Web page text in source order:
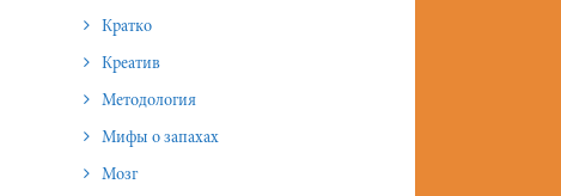
Кратко
Креатив
Методология
Мифы о запахах
Мозг